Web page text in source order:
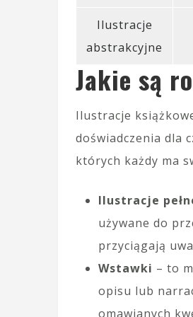
Ilustracje
abstrakcyjne
Jakie są
Ilustracje
doświadczenia dla
których każdy ma
Ilustracje
używane do
przyciągają
Wstawki – to
opisu lub
omawianych